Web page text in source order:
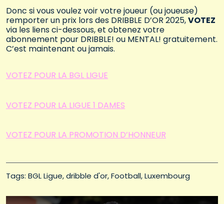
Donc si vous voulez voir votre joueur (ou joueuse)
remporter un prix lors des DRIBBLE D’OR 2025,VOTEZ
via les liens ci-dessous, et obtenez votre
abonnement pour DRIBBLE! ou MENTAL! gratuitement.
C’est maintenant ou jamais.
VOTEZ POUR LA BGL LIGUE
VOTEZ POUR LA LIGUE 1 DAMES
VOTEZ POUR LA PROMOTION D’HONNEUR
Tags: BGL Ligue dribble d'or Football Luxembourg